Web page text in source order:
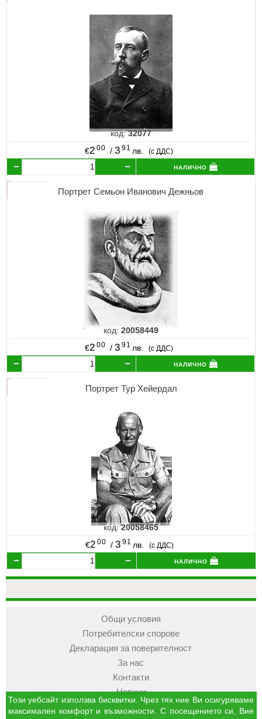
код:32077
€2 00 / 3 91 лв. (с ДДС)
налично
Портрет Семьон Иванович Дежньов
код: 20058449
€2 00 / 3 91 лв. (с ДДС)
налично
Портрет Тур Хейердал
код:20058465
€2 00 / 3 91 лв. (с ДДС)
налично
Общи условия
Потребителски спорове
Декларация за поверителност
За нас
Контакти
Новини
Този уебсайт използва бисквитки. Чрез тях ние Ви осигуряваме
максимален комфорт и възможности. С посещението си, Вие